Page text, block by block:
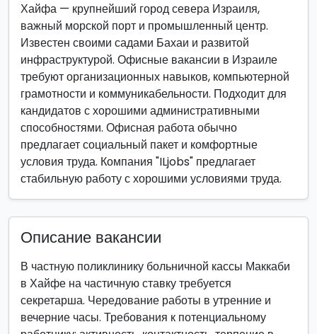
Хайфа — крупнейший город севера Израиля,
важный морской порт и промышленный центр.
Известен своими садами Бахаи и развитой
инфраструктурой. Офисные вакансии в Израиле
требуют организационных навыков, компьютерной
грамотности и коммуникабельности. Подходит для
кандидатов с хорошими административными
способностями. Офисная работа обычно
предлагает социальный пакет и комфортные
условия труда. Компания "ILjobs" предлагает
стабильную работу с хорошими условиями труда.
Описание вакансии
В частную поликлинику больничной кассы Маккаби
в Хайфе на частичную ставку требуется
секретарша. Чередование работы в утренние и
вечерние часы. Требования к потенциальному